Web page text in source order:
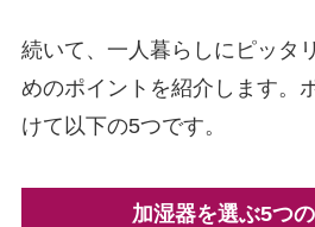
続いて、一人暮らしにピッタ
めのポイントを紹介します。
けて以下の5つです。
加湿器を選ぶ5つ